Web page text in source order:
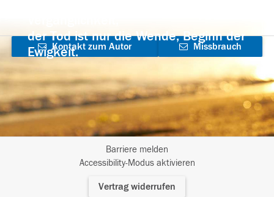
der Tod ist nur die Wende, Beginn der
Ewigkeit.
Kontakt zum Autor
aufnehmen
Missbrauch
Barriere melden
Accessibility-Modus aktivieren
Vertrag widerrufen